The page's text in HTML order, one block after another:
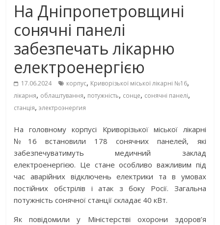
На Дніпропетровщині
сонячні панелі
забезпечать лікарню
електроенергією
17.06.2024 корпус, Криворізької міської лікарні №16,
лікарня, облаштування, потужність, сонце, сонячні панелі,
станція,электроэнергия
На головному корпусі Криворізької міської лікарні
№16 встановили 178 сонячних панелей, які
забезпечуватимуть медичний заклад
електроенергією. Це стане особливо важливим під
час аварійних відключень електрики та в умовах
постійних обстрілів і атак з боку Росії. Загальна
потужність сонячної станції складає 40 кВт.
Як повідомили у Міністерстві охорони здоров’я